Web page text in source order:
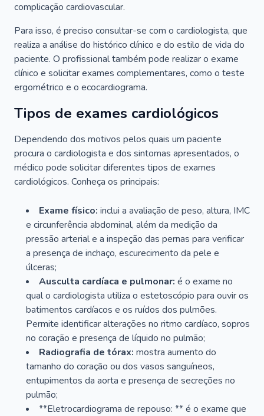
complicação cardiovascular.
Para isso, é preciso consultar-se com o cardiologista, que
realiza a análise do histórico clínico e do estilo de vida do
paciente. O profissional também pode realizar o exame
clínico e solicitar exames complementares, como o teste
ergométrico e o ecocardiograma.
Tipos de exames cardiológicos
Dependendo dos motivos pelos quais um paciente
procura o cardiologista e dos sintomas apresentados, o
médico pode solicitar diferentes tipos de exames
cardiológicos. Conheça os principais:
Exame físico: inclui a avaliação de peso, altura, IMC
e circunferência abdominal, além da medição da
pressão arterial e a inspeção das pernas para verificar
a presença de inchaço, escurecimento da pele e
úlceras;
Ausculta cardíaca e pulmonar: é o exame no
qual o cardiologista utiliza o estetoscópio para ouvir os
batimentos cardíacos e os ruídos dos pulmões.
Permite identificar alterações no ritmo cardíaco, sopros
no coração e presença de líquido no pulmão;
Radiografia de tórax: mostra aumento do
tamanho do coração ou dos vasos sanguíneos,
entupimentos da aorta e presença de secreções no
pulmão;
**Eletrocardiograma de repouso: ** é o exame que